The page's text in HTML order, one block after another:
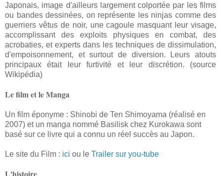
Japonais, image d'ailleurs largement colportée par les films
ou bandes dessinées, on représente les ninjas comme des
guerriers vêtus de noir, une cagoule masquant leur visage,
accomplissant des exploits physiques en combat, des
acrobaties, et experts dans les techniques de dissimulation,
d'empoisonnement, et surtout de diversion. Leurs atouts
principaux était leur furtivité et leur discrétion. (source
Wikipédia)
Le film et le Manga
Un film éponyme : Shinobi de Ten Shimoyama (réalisé en
2007) et un manga nommé Basilisk chez Kurokawa sont
basé sur ce livre qui a connu un réel succès au Japon.
Le site du Film : ici ou le Trailer sur you-tube
L'histoire